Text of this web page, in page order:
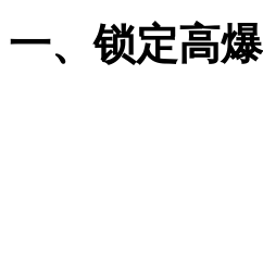
一、锁定高